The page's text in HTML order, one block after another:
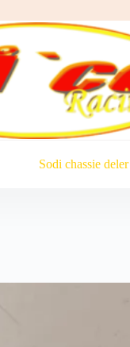
Sodi chassie deler